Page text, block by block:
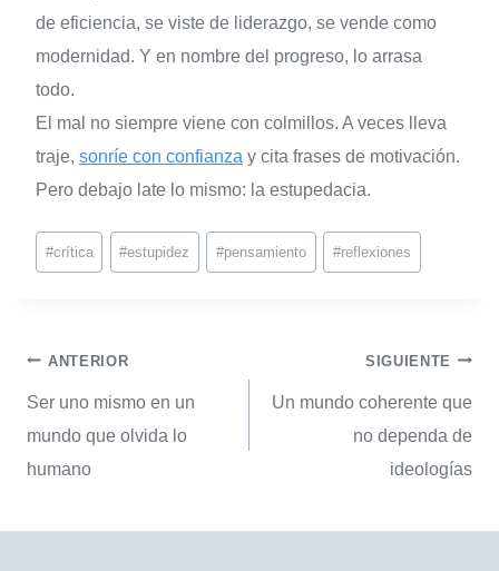
de eficiencia, se viste de liderazgo, se vende como
modernidad. Y en nombre del progreso, lo arrasa
todo.
El mal no siempre viene con colmillos. A veces lleva
traje, sonríe con confianza y cita frases de motivación.
Pero debajo late lo mismo: la estupedacia.
#crítica #estupidez #pensamiento #reflexiones
ANTERIOR
Ser uno mismo en un
mundo que olvida lo
humano
SIGUIENTE
Un mundo coherente que
no dependa de
ideologías